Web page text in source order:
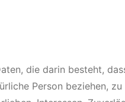
die darin besteht,
Person beziehen,